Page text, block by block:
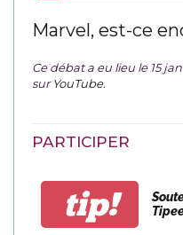
Marvel, est-ce
Ce débat a eu lieu le 15
surYouTube.
PARTICIPER
tip!